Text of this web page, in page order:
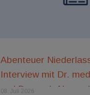
Abenteuer
Interview mit Dr.
und Dr. med.
08. Juli 2026